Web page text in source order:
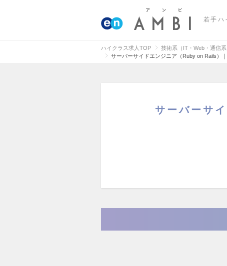
若手ハ
ハイクラス求人TOP 技術系（IT・Web・通信
サーバーサイドエンジニア（Ruby on Rails）
サーバーサ